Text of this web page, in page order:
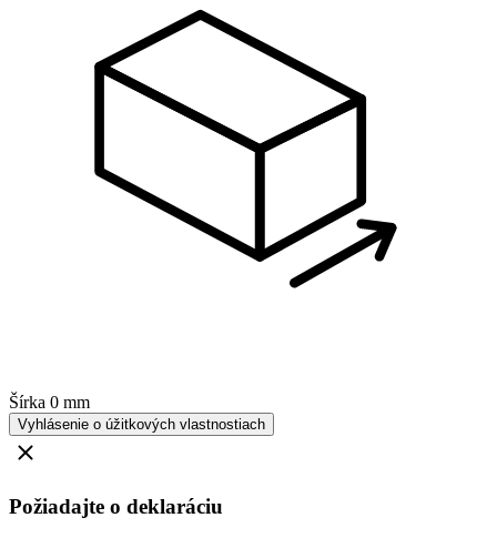
Šírka 0 mm
Vyhlásenie o úžitkových vlastnostiach
Požiadajte o deklaráciu